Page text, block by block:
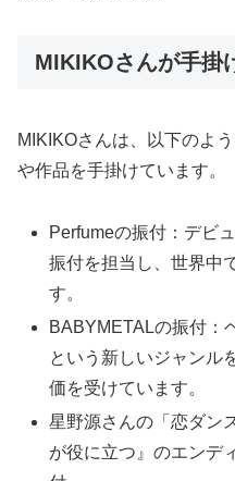
MIKIKOさんが手掛
MIKIKOさんは、以下のよ
や作品を手掛けています。
Perfumeの振付：デビ
振付を担当し、世界中
す。
BABYMETALの振付：
という新しいジャンル
価を受けています。
星野源さんの「恋ダン
が役に立つ』のエンデ